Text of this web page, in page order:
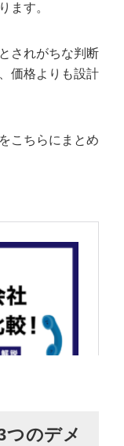
ます。
されがちな判断
価格よりも設計
こちらにまとめ
つのデメ